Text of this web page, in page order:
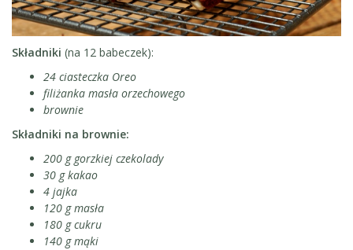
Składniki (na 12 babeczek):
24 ciasteczka Oreo
filiżanka masła orzechowego
brownie
Składniki na brownie:
200 g gorzkiej czekolady
30 g kakao
4 jajka
120 g masła
180 g cukru
140 g mąki